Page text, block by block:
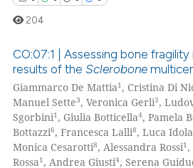
Citing Publications
Supporting
Mentioning
Contrasting
204
CO:07:1 | Assessing bone
results of theSclerobone
Giammarco De Mattia1 , Cristina Di
Manuel Sette3, Veronica Gerli3,
Sgorbini1 , Giulia Botticella4, Pamela
Bottazzi6, Francesca Lalli8, Luca
Monica Cesarotti8, Alessandra Rossi1 ,
Rossa1 , Andrea Giusti4, Serena